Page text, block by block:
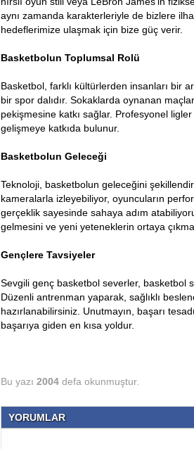
aynı zamanda karakterleriyle de bizlere
hedeflerimize ulaşmak için bize güç verir.
Basketbolun Toplumsal Rolü
Basketbol, farklı kültürlerden insanları bir
bir spor dalıdır. Sokaklarda oynanan
pekişmesine katkı sağlar. Profesyonel
gelişmeye katkıda bulunur.
Basketbolun Geleceği
Teknoloji, basketbolun geleceğini
kameralarla izleyebiliyor, oyuncuların
gerçeklik sayesinde sahaya adım
gelmesini ve yeni yeteneklerin ortaya
Gençlere Tavsiyeler
Sevgili genç basketbol severler, basketbol
Düzenli antrenman yaparak, sağlıklı
hazırlanabilirsiniz. Unutmayın, başarı
başarıya giden en kısa yoldur.
Bu yazı 2004 defa okunmuştur.
YORUMLAR